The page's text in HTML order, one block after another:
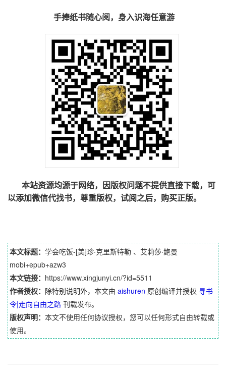
手捧纸书随心阅，身入识海任意游
本站资源均源于网络，因版权问题不提供直接下载，可
以添加微信代找书，尊重版权，试阅之后，购买正版。
本文标题： 学会吃饭-[美]珍·克里斯特勒 、艾莉莎·鲍曼
mobi+epub+azw3
本文链接： https://www.xingjunyi.cn/?id=5511
作者授权： 除特别说明外，本文由 aishuren 原创编译并授权 寻书
令|走向自由之路 刊载发布。
版权声明： 本文不使用任何协议授权，您可以任何形式自由转载或
使用。